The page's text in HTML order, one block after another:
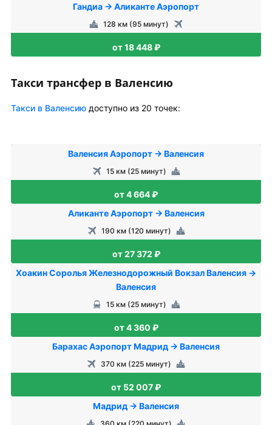
Гандиа → Аликанте Аэропорт
128 км (95 минут)
от 18 448 ₽
Такси трансфер в Валенсию
Такси в Валенсию доступно из 20 точек:
Валенсия Аэропорт → Валенсия
15 км (25 минут)
от 4 664 ₽
Аликанте Аэропорт → Валенсия
190 км (120 минут)
от 27 372 ₽
Хоакин Соролья Железнодорожный Вокзал Валенсия →
Валенсия
15 км (25 минут)
от 4 360 ₽
Барахас Аэропорт Мадрид → Валенсия
370 км (225 минут)
от 52 007 ₽
Мадрид → Валенсия